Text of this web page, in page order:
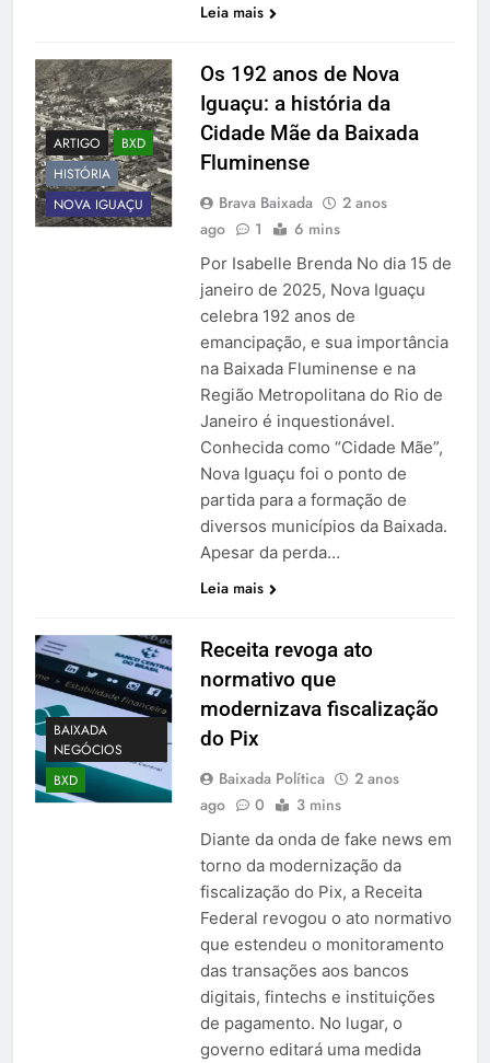
Leia mais
ARTIGO
BXD
HISTÓRIA
NOVA IGUAÇU
Os 192 anos de Nova
Iguaçu: a história da
Cidade Mãe da Baixada
Fluminense
Brava Baixada
2 anos
ago
1 6 mins
Por Isabelle Brenda No dia 15 de
janeiro de 2025, Nova Iguaçu
celebra 192 anos de
emancipação, e sua importância
na Baixada Fluminense e na
Região Metropolitana do Rio de
Janeiro é inquestionável.
Conhecida como “Cidade Mãe”,
Nova Iguaçu foi o ponto de
partida para a formação de
diversos municípios da Baixada.
Apesar da perda…
Leia mais
BAIXADA
NEGÓCIOS
BXD
Receita revoga ato
normativo que
modernizava fiscalização
do Pix
Baixada Política
2 anos
ago
0 3 mins
Diante da onda de fake news em
torno da modernização da
fiscalização do Pix, a Receita
Federal revogou o ato normativo
que estendeu o monitoramento
das transações aos bancos
digitais, fintechs e instituições
de pagamento. No lugar, o
governo editará uma medida